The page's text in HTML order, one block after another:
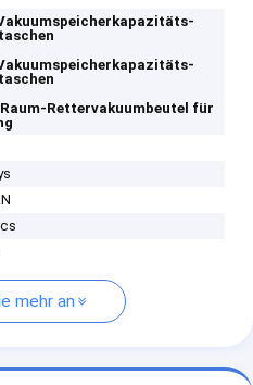
Rettervakuumbeutel für
mehr an